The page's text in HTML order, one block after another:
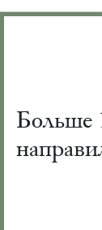
Больше